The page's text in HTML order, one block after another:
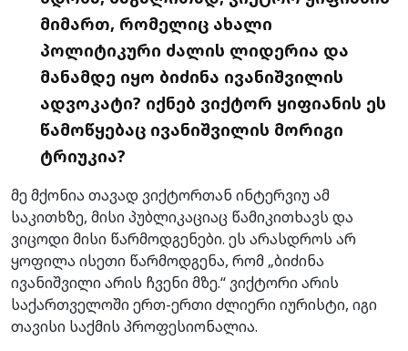
მიმართ, რომელიც ახალი
პოლიტიკური ძალის ლიდერია და
მანამდე იყო ბიძინა ივანიშვილის
ადვოკატი? იქნებ ვიქტორ ყიფიანის ეს
წამოწყებაც ივანიშვილის მორიგი
ტრიუკია?
მე მქონია თავად ვიქტორთან ინტერვიუ ამ
საკითხზე, მისი პუბლიკაციაც წამიკითხავს და
ვიცოდი მისი წარმოდგენები. ეს არასდროს არ
ყოფილა ისეთი წარმოდგენა, რომ „ბიძინა
ივანიშვილი არის ჩვენი მზე.“ ვიქტორი არის
საქართველოში ერთ-ერთი ძლიერი იურისტი, იგი
თავისი საქმის პროფესიონალია.